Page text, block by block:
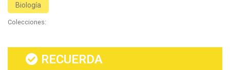
Biología
Colecciones:
RECUERDA